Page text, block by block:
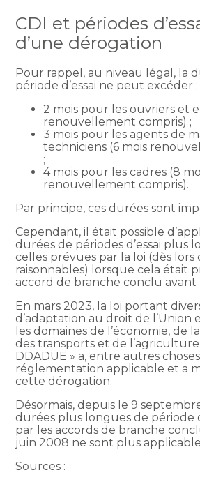
CDI et périodes
d’une dérogation
Pour rappel, au niveau légal, la
période d’essai ne peut excéder :
2 mois pour les ouvriers et
renouvellement compris) ;
3 mois pour les agents de
techniciens (6 mois
;
4 mois pour les cadres (8
renouvellement compris).
Par principe, ces durées sont
Cependant, il était possible
durées de périodes d’essai plus
celles prévues par la loi (dès lors
raisonnables) lorsque cela était
accord de branche conclu avant
En mars 2023, la loi portant
d’adaptation au droit de l’Union
les domaines de l’économie, de
des transports et de
DDADUE » a, entre autres
réglementation applicable et a
cette dérogation.
Désormais, depuis le 9
durées plus longues de période
par les accords de branche
juin 2008 ne sont plus
Sources :